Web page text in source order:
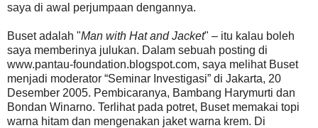
saya di awal perjumpaan dengannya.
Buset adalah "Man with Hat and Jacket" – itu kalau boleh
saya memberinya julukan. Dalam sebuah posting di
www.pantau-foundation.blogspot.com, saya melihat Buset
menjadi moderator “Seminar Investigasi” di Jakarta, 20
Desember 2005. Pembicaranya, Bambang Harymurti dan
Bondan Winarno. Terlihat pada potret, Buset memakai topi
warna hitam dan mengenakan jaket warna krem. Di